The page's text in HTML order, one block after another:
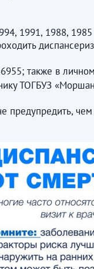
1991, 1988, 1985
также в
ТОГБУЗ
предупредить,